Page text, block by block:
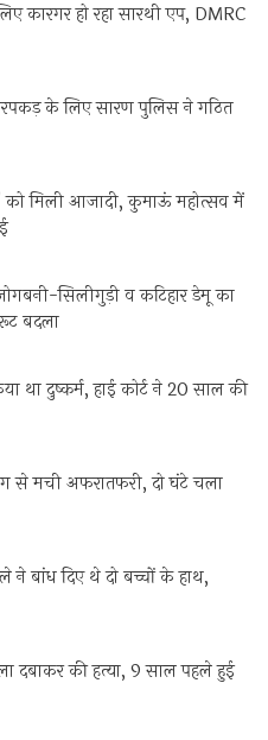
कारगर हो रहा सारथी एप, DMRC
के लिए सारण पुलिस ने गठित
को मिली आजादी, कुमाऊं महोत्सव में
सिलीगुड़ी व कटिहार डेमू का
बदला
था दुष्कर्म, हाई कोर्ट ने 20 साल की
मची अफरातफरी, दो घंटे चला
ने बांध दिए थे दो बच्चों के हाथ,
दबाकर की हत्या, 9 साल पहले हुई